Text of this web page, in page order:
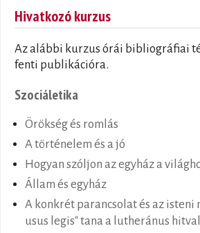
Hivatkozó kurzus
Az alábbi kurzus órái bibliográfiai
fenti publikációra.
Szociáletika
Örökség és romlás
A történelem és a jó
Hogyan szóljon az egyház a
Állam és egyház
A konkrét parancsolat és az
usus legis" tana a lutheránus